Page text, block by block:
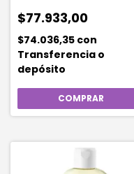
$77.933,00
$74.036,35 con
Transferencia o
depósito